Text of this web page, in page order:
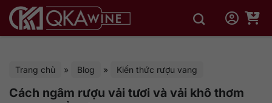
qua
Trang chủ » Blog » Kiến thức rượu vang
Cách ngâm rượu vải tươi và vải khô thơm